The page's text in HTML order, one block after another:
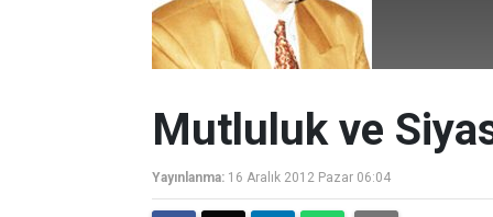
Mutluluk ve
Yayınlanma: 16 Aralık 2012 Pazar 06:04